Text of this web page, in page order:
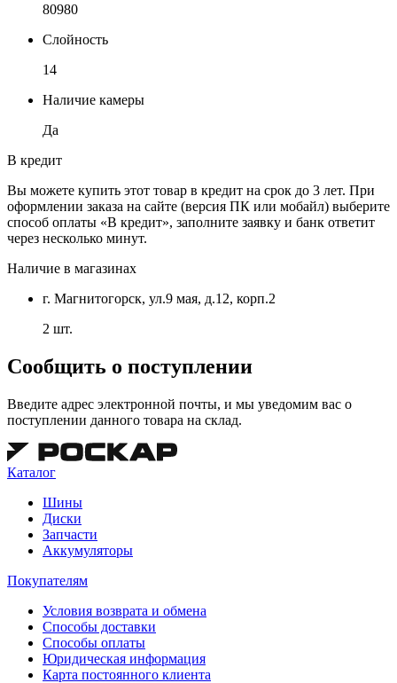
80980
Слойность
14
Наличие камеры
Да
В кредит
Вы можете купить этот товар в кредит на срок до 3 лет. При
оформлении заказа на сайте (версия ПК или мобайл) выберите
способ оплаты «В кредит», заполните заявку и банк ответит
через несколько минут.
Наличие в магазинах
г. Магнитогорск, ул.9 мая, д.12, корп.2
2 шт.
Сообщить о поступлении
Введите адрес электронной почты, и мы уведомим вас о
поступлении данного товара на склад.
Каталог
Шины
Диски
Запчасти
Аккумуляторы
Покупателям
Условия возврата и обмена
Способы доставки
Способы оплаты
Юридическая информация
Карта постоянного клиента